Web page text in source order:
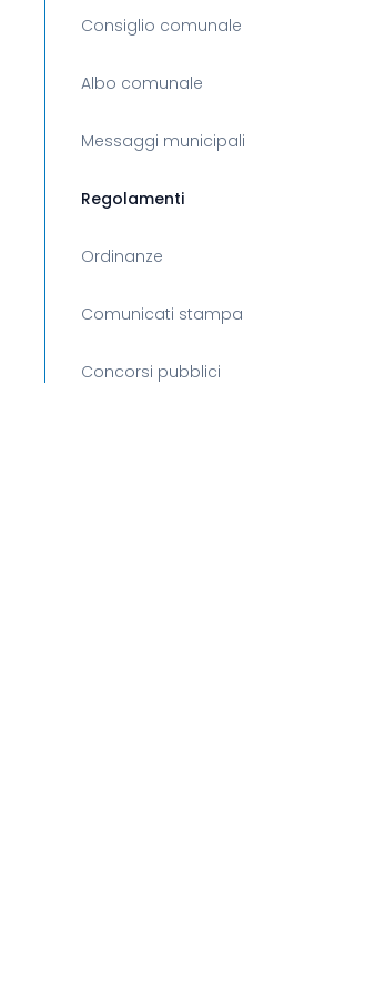
Consiglio comunale
Albo comunale
Messaggi municipali
Regolamenti
Ordinanze
Comunicati stampa
Concorsi pubblici